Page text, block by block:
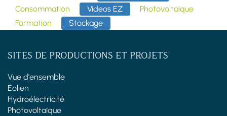
Consommation
Videos EZ
Photovoltaïque
Formation
Stockage
SITES DE PRODUCTIONS ET PROJETS
Vue d'ensemble
Éolien
Hydroélectricité
Photovoltaïque